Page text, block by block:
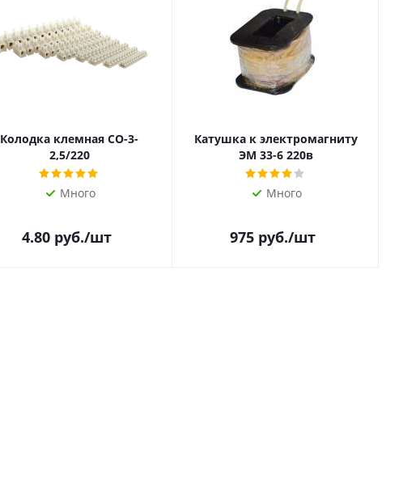
Колодка клемная СО-3-
2,5/220
Много
4.80руб./шт
Катушка к электромагниту
ЭМ 33-6 220в
Много
975 руб./шт